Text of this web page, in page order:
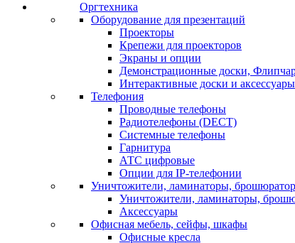
Оргтехника
Оборудование для презентаций
Проекторы
Крепежи для проекторов
Экраны и опции
Демонстрационные доски,
Интерактивные доски и аксессуары
Телефония
Проводные телефоны
Радиотелефоны (DECT)
Системные телефоны
Гарнитура
АТС цифровые
Опции для IP-телефонии
Уничтожители, ламинаторы,
Уничтожители, ламинаторы,
Аксессуары
Офисная мебель, сейфы, шкафы
Офисные кресла